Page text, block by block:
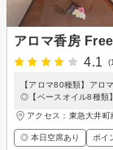
アロマ香房
4.1
【アロマ80種類】アロ
◎【ベースオイル8種類】
アクセス：東急大井
◎ 本日空席あり ポイ